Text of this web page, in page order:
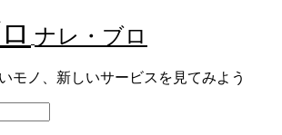
ナレ・ブロ
モノ、新しいサービスを見てみよう